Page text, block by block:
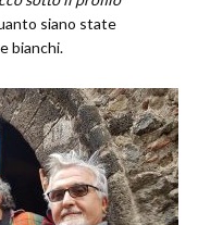
siano state
bianchi.